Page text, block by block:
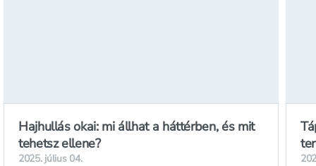
Hajhullás okai: mi állhat a háttérben, és mit
tehetsz ellene?
2025. július 04.